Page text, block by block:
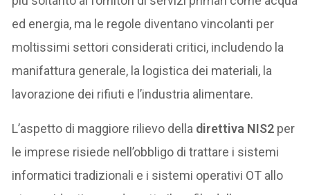
ed energia, ma le regole diventano vincolanti per
moltissimi settori considerati critici, includendo la
manifattura generale, la logistica dei materiali, la
lavorazione dei rifiuti e l’industria alimentare.
L’aspetto di maggiore rilievo della direttiva NIS2 per
le imprese risiede nell’obbligo di trattare i sistemi
informatici tradizionali e i sistemi operativi OT allo